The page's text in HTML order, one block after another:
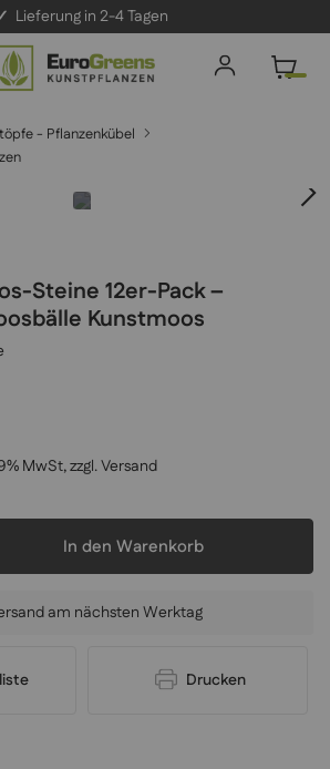
Lieferung in 2-4 Tagen
- Pflanzenkübel
Steine 12er-Pack –
Kunstmoos
MwSt, zzgl.Versand
In den Warenkorb
am nächsten Werktag
Drucken